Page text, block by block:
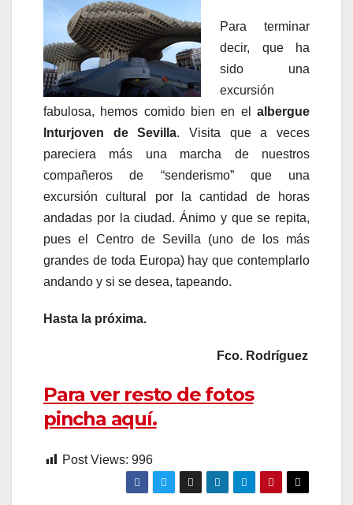
Para terminar
decir, que ha
sido una
excursión
fabulosa, hemos comido bien en el albergue
Inturjoven de Sevilla. Visita que a veces
pareciera más una marcha de nuestros
compañeros de “senderismo” que una
excursión cultural por la cantidad de horas
andadas por la ciudad. Ánimo y que se repita,
pues el Centro de Sevilla (uno de los más
grandes de toda Europa) hay que contemplarlo
andando y si se desea, tapeando.
Hasta la próxima.
Fco. Rodríguez
Para ver resto de fotos
pincha aquí.
Post Views: 996